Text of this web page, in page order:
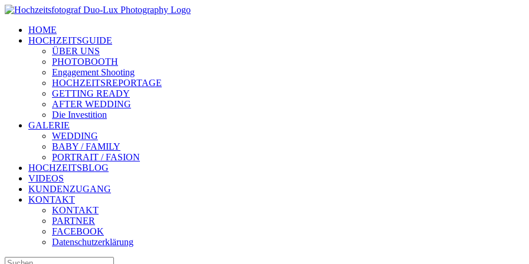
Zum
springenHOME
HOCHZEITSGUIDE
ÜBER UNS
PHOTOBOOTH
Engagement Shooting
HOCHZEITSREPORTAGE
GETTING READY
AFTER WEDDING
Die Investition
GALERIE
WEDDING
BABY / FAMILY
PORTRAIT / FASION
HOCHZEITSBLOG
VIDEOS
KUNDENZUGANG
KONTAKT
KONTAKT
PARTNER
FACEBOOK
Datenschutzerklärung
Suche